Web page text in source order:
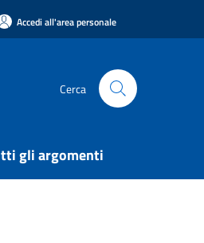
Accedi all'area personale
Cerca
gli argomenti